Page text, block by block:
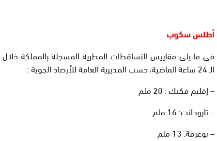
أطلس سكوب
في ما يلي مقاييس التساقطات المطرية المسجلة بالمملكة خلال
الـ 24 ساعة الماضية، حسب المديرية العامة للأرصاد الجوية :
– إقليم فكيك : 20 ملم
– تارودانت: 16 ملم
– بوعرفة: 13 ملم